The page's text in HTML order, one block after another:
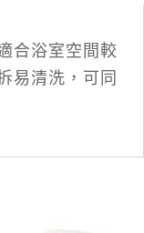
合浴室空間較
易清洗，可同